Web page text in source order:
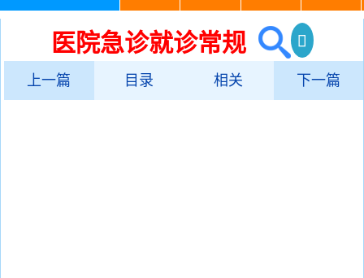
医院急诊就诊常规
上一篇 目录 相关 下一篇